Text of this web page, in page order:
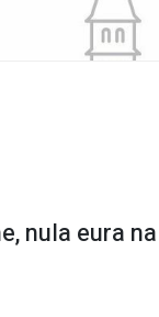
nula eura